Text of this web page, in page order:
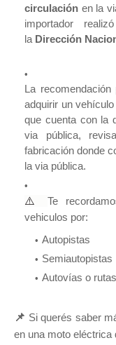
circulación en la
importador
la Dirección
La
adquirir un
que cuenta con la
via pública,
fabricación donde
la via pública.
⚠️Te
vehiculos por:
Autopistas
Semiautopistas
Autovías o
📌 Si querés saber
en una moto eléctrica